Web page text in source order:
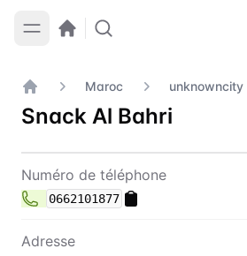
Accueil
Maroc unknowncity
Snack Al Bahri
Contact Snack Al
Numéro de téléphone
0662101877
Adresse